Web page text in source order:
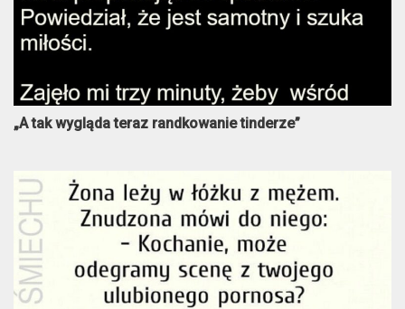
„A tak wygląda teraz randkowanie tinderze”